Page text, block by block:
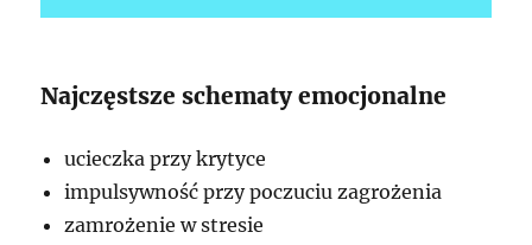
Najczęstsze schematy emocjonalne
ucieczka przy krytyce
impulsywność przy poczuciu zagrożenia
zamrożenie w stresie